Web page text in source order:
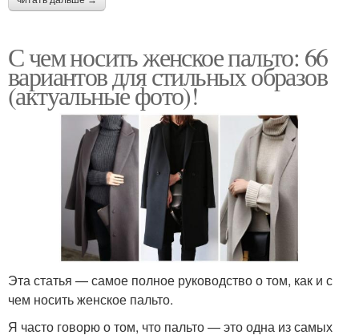
С чем носить женское пальто: 66
вариантов для стильных образов
(актуальные фото)!
Эта статья — самое полное руководство о том, как и с
чем носить женское пальто.
Я часто говорю о том, что пальто — это одна из самых